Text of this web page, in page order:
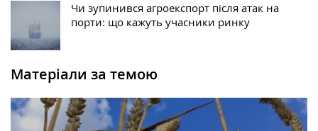
Чи зупинився агроекспорт після атак на
порти: що кажуть учасники ринку
Матеріали за темою